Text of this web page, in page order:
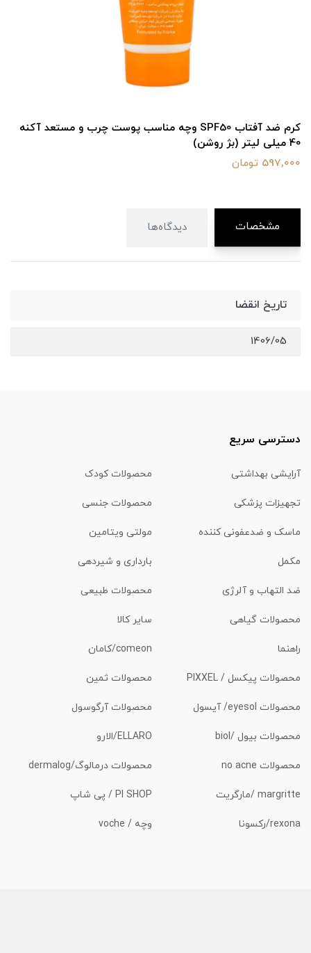
کرم ضد آفتاب SPF50 وچه مناسب پوست چرب و مستعد آکنه
40 میلی لیتر (بژ روشن)
597,000 تومان
مشخصات دیدگاه‌ها
تاریخ انقضا
1406/05
دسترسی سریع
آرایشی بهداشتی محصولات کودک
تجهیزات پزشکی محصولات جنسی
ماسک و ضدعفونی کننده مولتی ویتامین
مکمل بارداری و شیردهی
ضد التهاب و آلرژی محصولات طبیعی
محصولات گیاهی سایر کالا
راهنما comeon/کامان
محصولات پیکسل / PIXXEL محصولات ثمین
محصولات eyesol/ آیسول محصولات آرگوسول
محصولات بیول /biol ELLARO/الارو
محصولات no acne محصولات درمالوگ/dermalog
margritte /مارگریت PI SHOP / پی شاپ
rexona/رکسونا وچه / voche